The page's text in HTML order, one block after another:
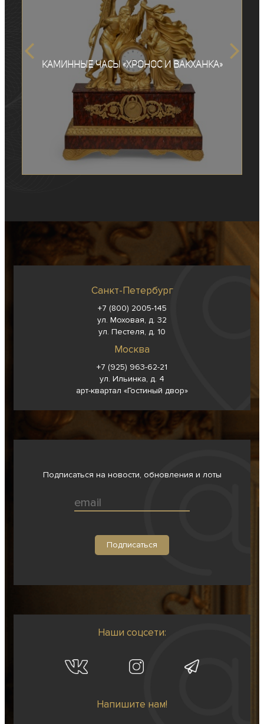
Каминные часы «Хронос и вакханка»
Санкт-Петербург
+7 (800) 2005-145
ул. Моховая, д. 32
ул. Пестеля, д. 10
Москва
+7 (925) 963-62-21
ул. Ильинка, д. 4
арт-квартал «Гостиный двор»
Подписаться на новости, обновления и лоты
Наши соцсети:
Напишите нам!